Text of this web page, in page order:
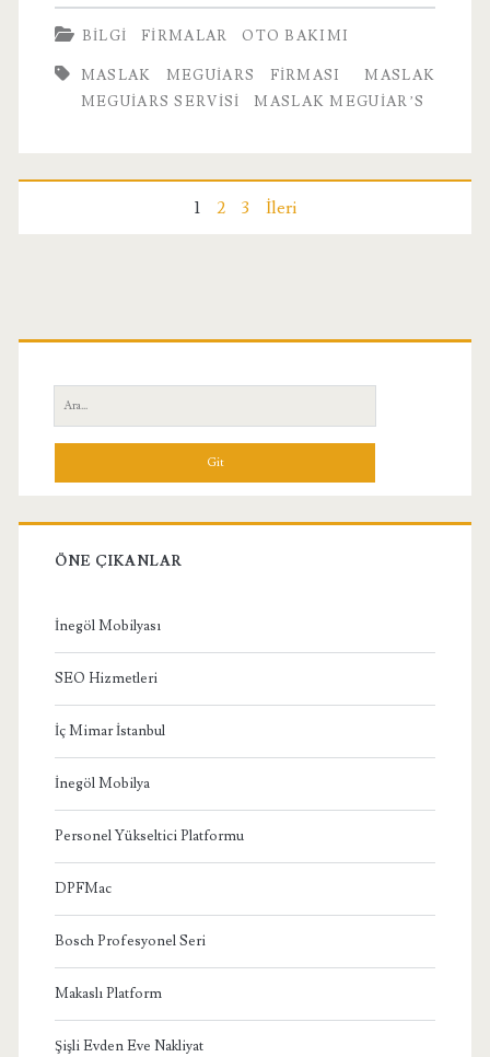
Meguiars
Firması
BILGI FIRMALAR OTO BAKIMI
MASLAK MEGUIARS FIRMASI
MASLAK
MEGUIARS SERVISI
MASLAK MEGUIAR’S
1 2 3 İleri
Birincil
Yan
Menü
Ara:
ÖNE ÇIKANLAR
İnegöl Mobilyası
SEO Hizmetleri
İç Mimar İstanbul
İnegöl Mobilya
Personel Yükseltici Platformu
DPFMac
Bosch Profesyonel Seri
Makaslı Platform
Şişli Evden Eve Nakliyat